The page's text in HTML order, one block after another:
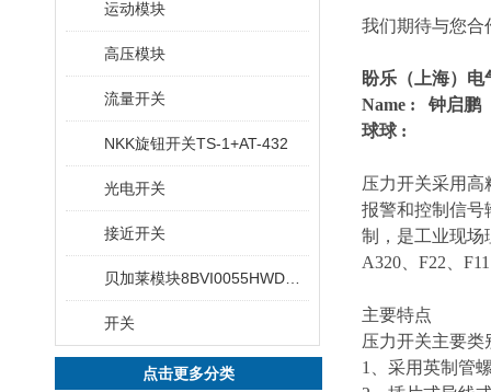
运动模块
高压模块
流量开关
NKK旋钮开关TS-1+AT-432
光电开关
接近开关
开关
点击更多分类
我们期待与您合
盼乐（上海）电
Name : 钟启鹏
球球 :
压力开关采用高
报警和控制信号
制，是工业现场
A320、F22、
主要特点
压力开关主要类
1、采用英制管